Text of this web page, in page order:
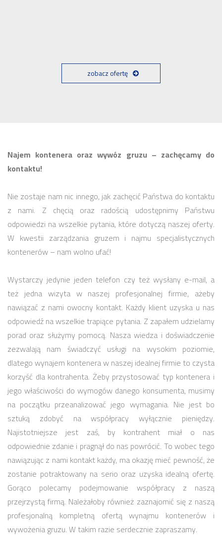
zobacz ofertę
Najem kontenera oraz wywóz gruzu – zachęcamy do
kontaktu!
Nie zostaje nam nic innego, jak zachęcić Państwa do kontaktu
z nami. Z chęcią oraz radością udostępnimy Państwu
odpowiedzi na wszelkie pytania, które dotyczą naszej oferty.
W kwestii zarządzania gruzem i najmu specjalistycznych
kontenerów – nam wolno ufać!
Wystarczy jedynie jeden telefon czy też wysłany e-mail, a
też jedna wizyta w naszej profesjonalnej firmie, ażeby
nawiązać z nami owocny kontakt. Każdy klient uzyska u nas
odpowiedź na wszelkie trapiące pytania. Z zapałem udzielamy
porad oraz służymy pomocą. Nasza wiedza i doświadczenie
zezwalają nam świadczyć usługi na wysokim poziomie,
dlatego wynajem kontenera w naszej idealnej firmie to czysta
korzyść dla kontrahenta. Żeby przystosować typ kontenera i
jego właściwości do wymogów danego konsumenta, musimy
na początku przeanalizować jego wymagania. Nie jest bo
sztuką zdobyć na współpracy wyłącznie pieniędzy.
Najistotniejsze jest zaś, by kontrahent miał o nas
odpowiednie zdanie i pragnął do nas powrócić. To wobec tego
nawiązując z nami kontakt każdy, ma okazję mieć pewność, że
zostanie potraktowany na serio oraz uzyska idealną ofertę.
Gorąco polecamy podejmowanie współpracy z naszą
przejrzystą firmą. Należałoby również zaznajomić się z naszą
profesjonalną kompletną ofertą wynajmu kontenerów i
wywożenia gruzu. W takim razie serdecznie zapraszamy.